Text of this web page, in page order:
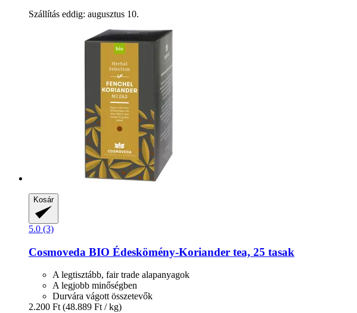
Szállítás eddig: augusztus 10.
Kosár
5.0 (3)
Cosmoveda BIO Édeskömény-​Koriander tea, 25 tasak
A legtisztább, fair trade alapanyagok
A legjobb minőségben
Durvára vágott összetevők
2.200 Ft (48.889 Ft / kg)